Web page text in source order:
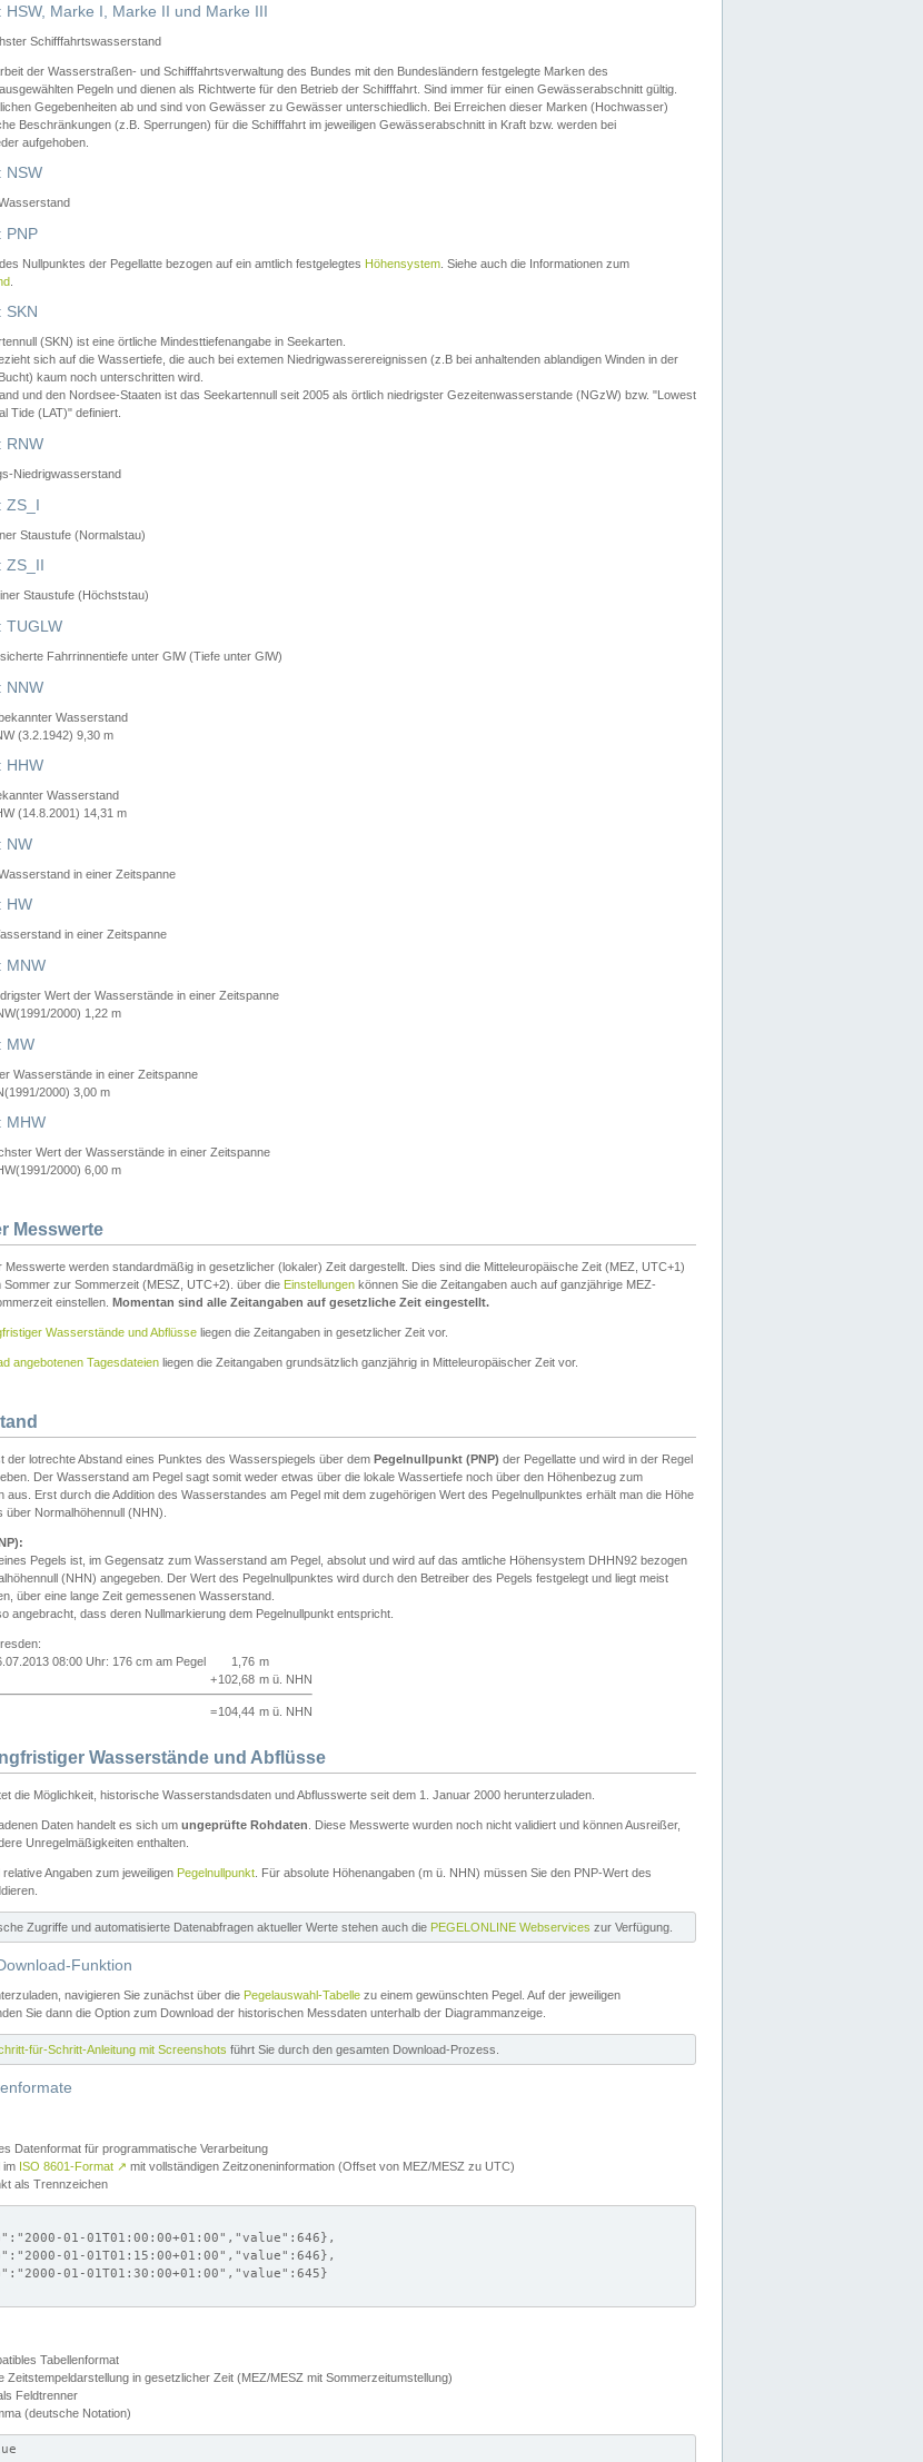
HSW, Marke I, Marke II und Marke III
Schifffahrtswasserstand
der Wasserstraßen- und Schifffahrtsverwaltung des Bundes mit den Bundesländern festgelegte Marken des
Pegeln und dienen als Richtwerte für den Betrieb der Schifffahrt. Sind immer für einen Gewässerabschnitt gültig.
Gegebenheiten ab und sind von Gewässer zu Gewässer unterschiedlich. Bei Erreichen dieser Marken (Hochwasser)
Beschränkungen (z.B. Sperrungen) für die Schifffahrt im jeweiligen Gewässerabschnitt in Kraft bzw. werden bei
aufgehoben.
NSW
PNP
Nullpunktes der Pegellatte bezogen auf ein amtlich festgelegtes Höhensystem . Siehe auch die Informationen zum
SKN
(SKN) ist eine örtliche Mindesttiefenangabe in Seekarten.
sich auf die Wassertiefe, die auch bei extemen Niedrigwasserereignissen (z.B bei anhaltenden ablandigen Winden in der
kaum noch unterschritten wird.
und den Nordsee-Staaten ist das Seekartennull seit 2005 als örtlich niedrigster Gezeitenwasserstande (NGzW) bzw. "Lowest
Tide (LAT)" definiert.
RNW
Niedrigwasserstand
ZS_I
Staustufe (Normalstau)
ZS_II
Staustufe (Höchststau)
TUGLW
Fahrrinnentiefe unter GlW (Tiefe unter GlW)
NNW
Wasserstand
(3.2.1942) 9,30 m
HHW
Wasserstand
(14.8.2001) 14,31 m
NW
in einer Zeitspanne
HW
in einer Zeitspanne
MNW
Wert der Wasserstände in einer Zeitspanne
2000) 1,22 m
MW
Wasserstände in einer Zeitspanne
2000) 3,00 m
MHW
Wert der Wasserstände in einer Zeitspanne
2000) 6,00 m
Messwerte
Messwerte werden standardmäßig in gesetzlicher (lokaler) Zeit dargestellt. Dies sind die Mitteleuropäische Zeit (MEZ, UTC+1)
Sommer zur Sommerzeit (MESZ, UTC+2). über die Einstellungen können Sie die Zeitangaben auch auf ganzjährige MEZ-
einstellen. Momentan sind alle Zeitangaben auf gesetzliche Zeit eingestellt.
Wasserstände und Abflüsse liegen die Zeitangaben in gesetzlicher Zeit vor.
angebotenen Tagesdateien liegen die Zeitangaben grundsätzlich ganzjährig in Mitteleuropäischer Zeit vor.
der lotrechte Abstand eines Punktes des Wasserspiegels über dem Pegelnullpunkt (PNP) der Pegellatte und wird in der Regel
Der Wasserstand am Pegel sagt somit weder etwas über die lokale Wassertiefe noch über den Höhenbezug zum
aus. Erst durch die Addition des Wasserstandes am Pegel mit dem zugehörigen Wert des Pegelnullpunktes erhält man die Höhe
Normalhöhennull (NHN).
Pegels ist, im Gegensatz zum Wasserstand am Pegel, absolut und wird auf das amtliche Höhensystem DHHN92 bezogen
(NHN) angegeben. Der Wert des Pegelnullpunktes wird durch den Betreiber des Pegels festgelegt und liegt meist
über eine lange Zeit gemessenen Wasserstand.
angebracht, dass deren Nullmarkierung dem Pegelnullpunkt entspricht.
08:00 Uhr: 176 cm am Pegel
1,76 m
+102,68 m ü. NHN
=104,44 m ü. NHN
Wasserstände und Abflüsse
die Möglichkeit, historische Wasserstandsdaten und Abflusswerte seit dem 1. Januar 2000 herunterzuladen.
Daten handelt es sich um ungeprüfte Rohdaten . Diese Messwerte wurden noch nicht validiert und können Ausreißer,
Unregelmäßigkeiten enthalten.
Angaben zum jeweiligen Pegelnullpunkt . Für absolute Höhenangaben (m ü. NHN) müssen Sie den PNP-Wert des
Zugriffe und automatisierte Datenabfragen aktueller Werte stehen auch die PEGELONLINE Webservices zur Verfügung.
Funktion
navigieren Sie zunächst über die Pegelauswahl-Tabelle zu einem gewünschten Pegel. Auf der jeweiligen
Sie dann die Option zum Download der historischen Messdaten unterhalb der Diagrammanzeige.
für-Schritt-Anleitung mit Screenshots führt Sie durch den gesamten Download-Prozess.
Datenformat für programmatische Verarbeitung
im ISO 8601-Format ↗ mit vollständigen Zeitzoneninformation (Offset von MEZ/MESZ zu UTC)
als Trennzeichen
01-01T01:00:00+01:00","value":646},
01-01T01:15:00+01:00","value":646},
01-01T01:30:00+01:00","value":645}
Tabellenformat
Zeitstempeldarstellung in gesetzlicher Zeit (MEZ/MESZ mit Sommerzeitumstellung)
Feldtrenner
(deutsche Notation)